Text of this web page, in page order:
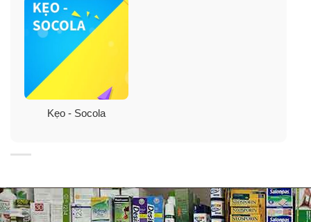
Kẹo - Socola